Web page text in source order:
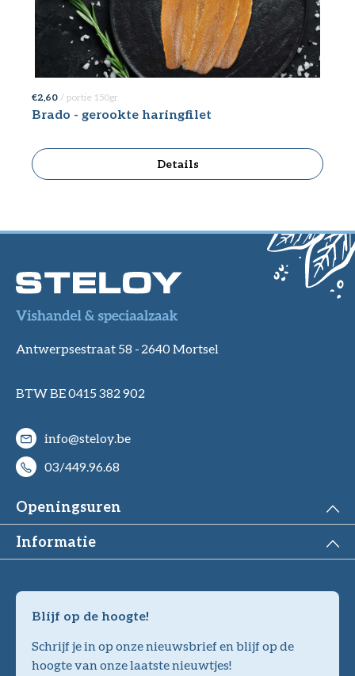
€ 2,60 / portie 150gr
Brado - gerookte haringfilet
Details
Antwerpsestraat 58 - 2640 Mortsel
BTW BE 0415 382 902
info@steloy.be
03/449.96.68
Openingsuren
Informatie
Blijf op de hoogte!
Schrijf je in op onze nieuwsbrief en blijf op de
hoogte van onze laatste nieuwtjes!